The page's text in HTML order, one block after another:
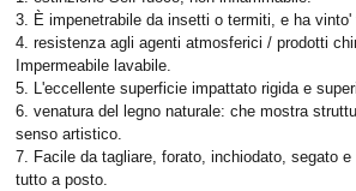
3. È impenetrabile da insetti o termiti, e ha vinto'
4. resistenza agli agenti atmosferici / prodotti
Impermeabile lavabile.
5. L'eccellente superficie impattato rigida e
6. venatura del legno naturale: che mostra
senso artistico.
7. Facile da tagliare, forato, inchiodato, segato
tutto a posto.